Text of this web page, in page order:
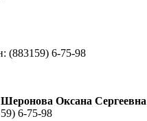
(883159) 6-75-98
Оксана Сергеевна
6-75-98